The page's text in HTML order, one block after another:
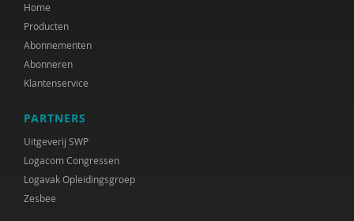
Paul Dekker
Maartje van Dijken
Anne Bert Dijkstra
Peter Paul Doodkorte
Nicole Doornink
Godfried Engbersen
Home
Producten
Abonnementen
Abonneren
Klantenservice
PARTNERS
Uitgeverij SWP
Logacom Congressen
Logavak Opleidingsgroep
Zesbee